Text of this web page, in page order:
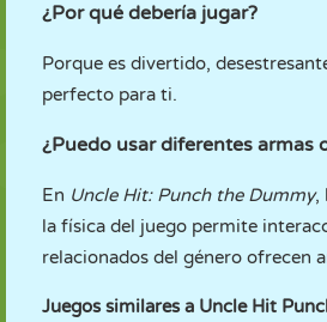
¿Por qué debería jugar?
Porque es divertido,
perfecto para ti.
¿Puedo usar diferentes armas
En Uncle Hit: Punch the Dummy,
la física del juego permite
relacionados del género ofrecen
Juegos similares a Uncle Hit